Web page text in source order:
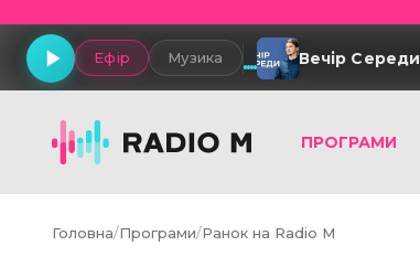
Ефір Музика Вечір Середи
ПРОГРАМИ
Головна/Програми/Ранок на Radio M